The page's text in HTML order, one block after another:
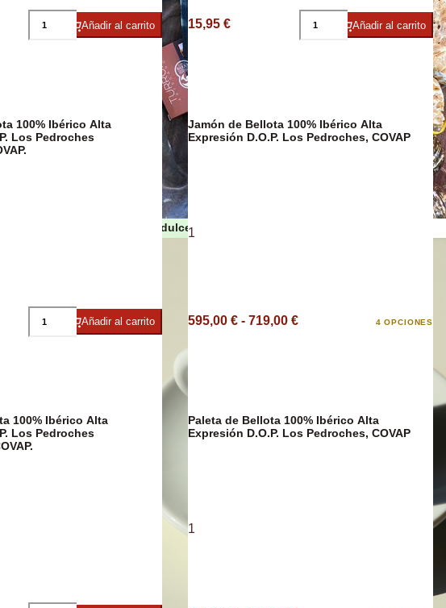
patés y foie
Arroces y Legumbres
Turrones y dulces de Navidad
Añadir al carrito 15,95 € Añadir al carrito
100% Ibérico Alta
Los Pedroches
Añadir al carrito
Jamón de Bellota 100% Ibérico Alta
Expresión D.O.P. Los Pedroches, COVAP
1
595,00 € - 719,00 € 4 OPCIONES
100% Ibérico Alta
Los Pedroches
Paleta de Bellota 100% Ibérico Alta
Expresión D.O.P. Los Pedroches, COVAP
1